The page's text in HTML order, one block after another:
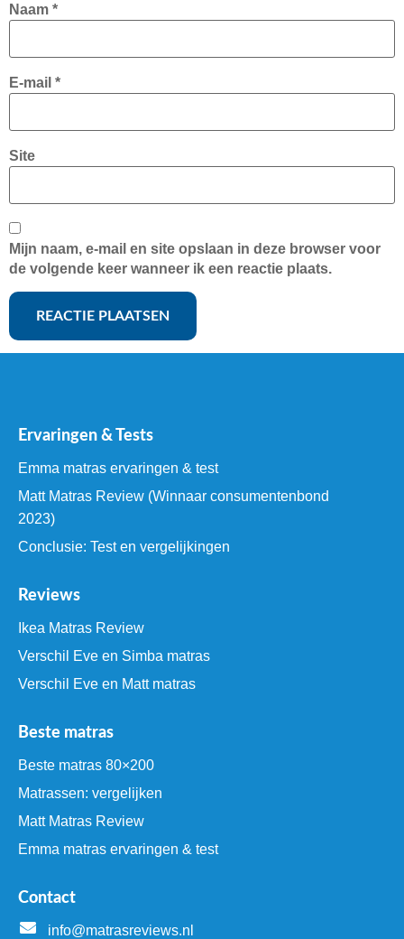
Naam *
E-mail *
Site
Mijn naam, e-mail en site opslaan in deze browser voor
de volgende keer wanneer ik een reactie plaats.
Ervaringen & Tests
Emma matras ervaringen & test
Matt Matras Review (Winnaar consumentenbond
2023)
Conclusie: Test en vergelijkingen
Reviews
Ikea Matras Review
Verschil Eve en Simba matras
Verschil Eve en Matt matras
Beste matras
Beste matras 80×200
Matrassen: vergelijken
Matt Matras Review
Emma matras ervaringen & test
Contact
info@matrasreviews.nl